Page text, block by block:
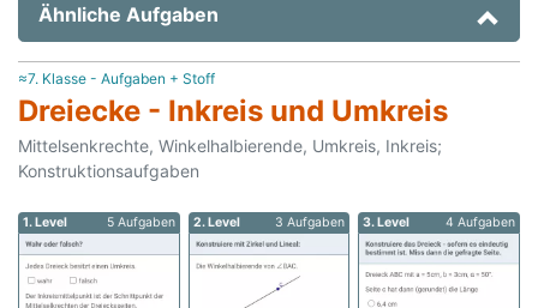
Ähnliche Aufgaben
≈7. Klasse - Aufgaben + Stoff
Dreiecke - Inkreis und Umkreis
Mittelsenkrechte, Winkelhalbierende, Umkreis, Inkreis;
Konstruktionsaufgaben
1. Level 5 Aufgaben 2. Level 3 Aufgaben 3. Level 4 Aufgaben